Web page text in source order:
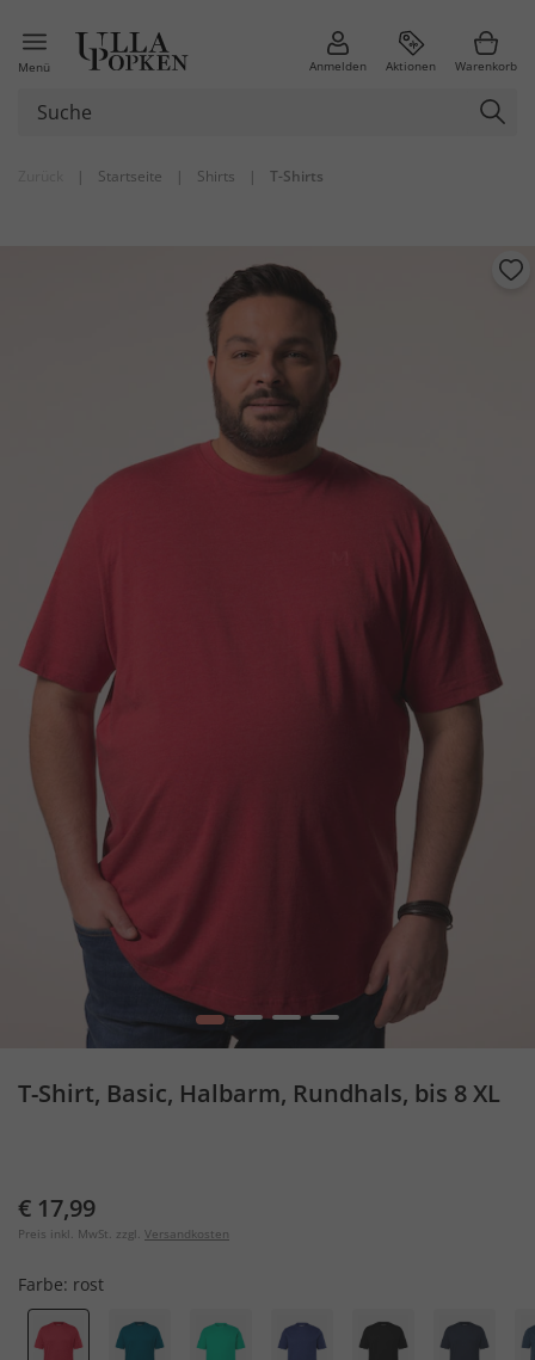
Menü Anmelden Aktionen Warenkorb
| Startseite | Shirts | T-Shirts
1 2 3 4
T-Shirt, Basic, Halbarm, Rundhals, bis 8 XL
€ 17,99
Preis inkl. MwSt. zzgl. Versandkosten
Farbe: rost